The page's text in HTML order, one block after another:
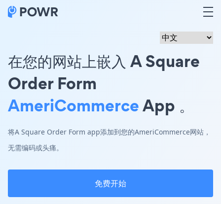
在您的网站上嵌入 A Square
Order Form
AmeriCommerceApp 。
将A Square Order Form app添加到您的AmeriCommerce网站，
无需编码或头痛。
免费开始